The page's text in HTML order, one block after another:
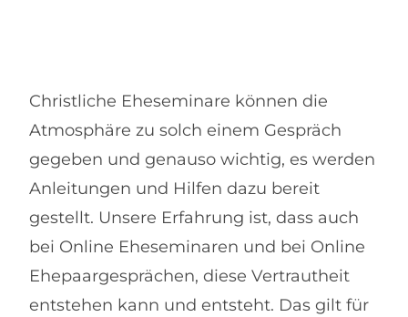
Christliche Eheseminare können die
Atmosphäre zu solch einem Gespräch
gegeben und genauso wichtig, es werden
Anleitungen und Hilfen dazu bereit
gestellt. Unsere Erfahrung ist, dass auch
bei Online Eheseminaren und bei Online
Ehepaargesprächen, diese Vertrautheit
entstehen kann und entsteht. Das gilt für